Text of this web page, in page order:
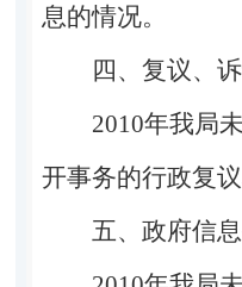
息的情况。
四、复议、
2010年我局
开事务的行政复
五、政府信